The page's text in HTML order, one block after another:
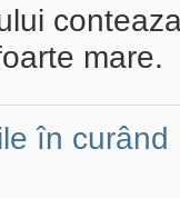
mare.
în curând